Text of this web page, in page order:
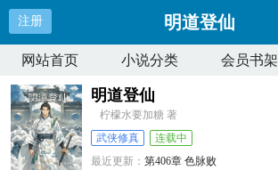
注册 明道登仙
网站首页 小说分类 会员书架
明道登仙
柠檬水要加糖 著
武侠修真
连载中
最近更新：第406章 色脉败